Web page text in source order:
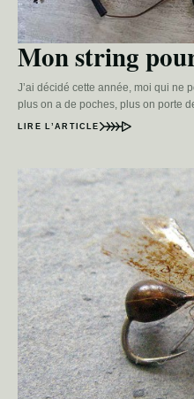
Mon string
J’ai décidé cette année, moi qui ne
plus on a de poches, plus on porte
LIRE L’ARTICLE